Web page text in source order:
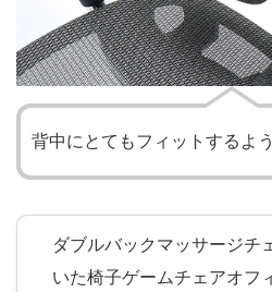
背中にとてもフィットするよ
ダブルバックマッサージチ
いた椅子ゲームチェアオフ